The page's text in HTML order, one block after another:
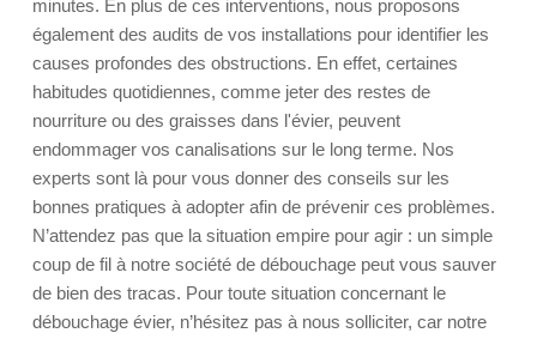
minutes. En plus de ces interventions, nous proposons
également des audits de vos installations pour identifier les
causes profondes des obstructions. En effet, certaines
habitudes quotidiennes, comme jeter des restes de
nourriture ou des graisses dans l'évier, peuvent
endommager vos canalisations sur le long terme. Nos
experts sont là pour vous donner des conseils sur les
bonnes pratiques à adopter afin de prévenir ces problèmes.
N’attendez pas que la situation empire pour agir : un simple
coup de fil à notre société de débouchage peut vous sauver
de bien des tracas. Pour toute situation concernant le
débouchage évier, n’hésitez pas à nous solliciter, car notre